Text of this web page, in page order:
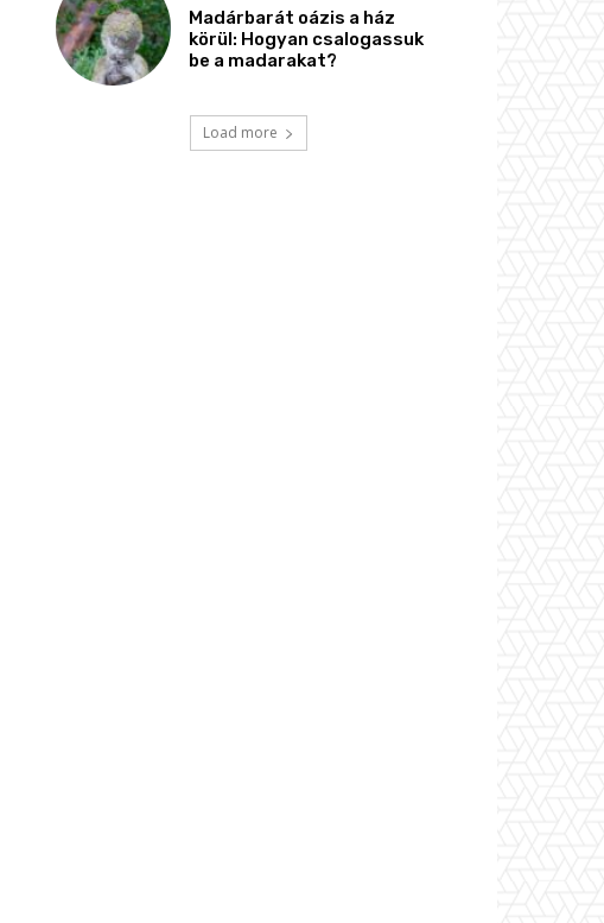
Madárbarát oázis a ház
körül: Hogyan csalogassuk
be a madarakat?
Load more